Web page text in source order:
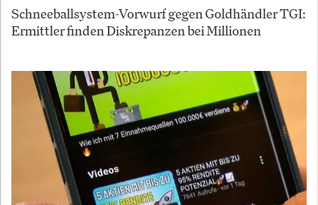
Schneeballsystem-Vorwurf gegen Goldhändler TGI:
Ermittler finden Diskrepanzen bei Millionen